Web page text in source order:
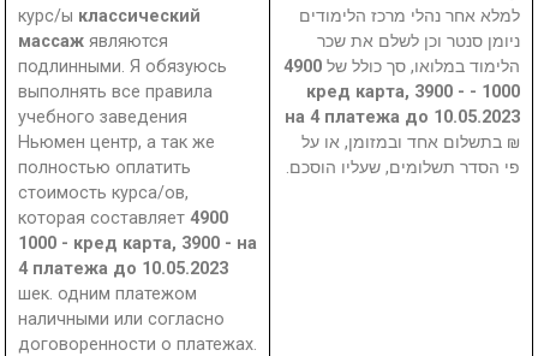
курс/ы классический
массажявляются
подлинными. Я обязуюсь
выполнять все правила
учебного заведения
Ньюмен центр, а так же
полностью оплатить
стоимость курса/ов,
которая составляет4900
1000 - кред карта, 3900 - на
4 платежа до 10.05.2023
шек. одним платежом
наличными или согласно
договоренности о платежах.
למלא אחר נהלי מרכז הלימודים
ניומן סנטר וכן לשלם את שכר
הלימוד במלואו, סך כולל של 4900
1000 - кред карта, 3900 -
на 4 платежа до 10.05.2023
₪ בתשלום אחד ובמזומן, או על
פי הסדר תשלומים, שעליו הוסכם.